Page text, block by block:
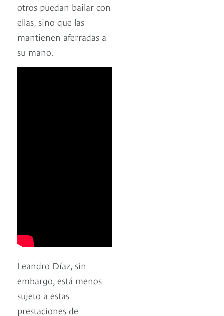
otros puedan bailar con
ellas, sino que las
mantienen aferradas a
su mano.
Leandro Díaz, sin
embargo, está menos
sujeto a estas
prestaciones de